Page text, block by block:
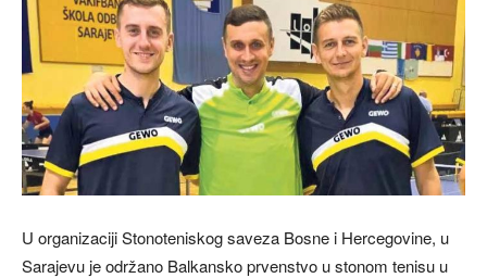
U organizaciji Stonoteniskog saveza Bosne i Hercegovine, u
Sarajevu je održano Balkansko prvenstvo u stonom tenisu u